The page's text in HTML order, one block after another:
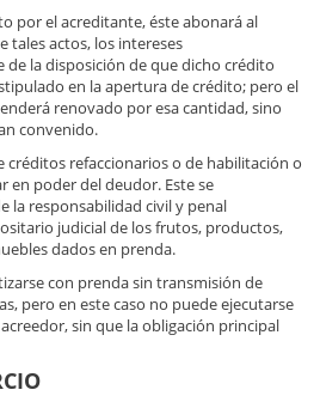
por el acreditante, éste abonará al
tales actos, los intereses
la disposición de que dicho crédito
en la apertura de crédito; pero el
renovado por esa cantidad, sino
convenido.
créditos refaccionarios o de habilitación o
en poder del deudor. Este se
la responsabilidad civil y penal
judicial de los frutos, productos,
dados en prenda.
con prenda sin transmisión de
pero en este caso no puede ejecutarse
sin que la obligación principal